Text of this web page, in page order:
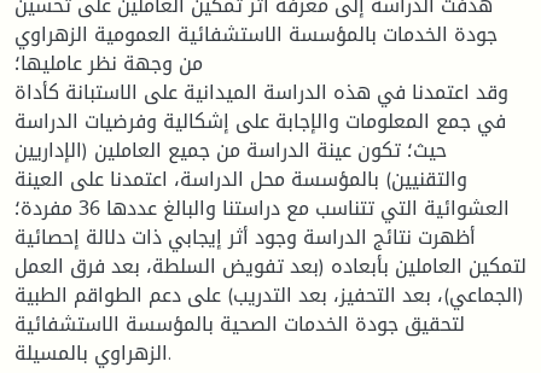
جودة الخدمات بالمؤسسة الاستشفائية العمومية الزهراوي
من وجهة نظر عامليها؛
وقد اعتمدنا في هذه الدراسة الميدانية على الاستبانة كأداة
في جمع المعلومات والإجابة على إشكالية وفرضيات الدراسة
حيث؛ تكون عينة الدراسة من جميع العاملين (الإداريين
والتقنيين) بالمؤسسة محل الدراسة، اعتمدنا على العينة
العشوائية التي تتناسب مع دراستنا والبالغ عددها 36 مفردة؛
أظهرت نتائج الدراسة وجود أثر إيجابي ذات دلالة إحصائية
لتمكين العاملين بأبعاده (بعد تفويض السلطة، بعد فرق العمل
(الجماعي)، بعد التحفيز، بعد التدريب) على دعم الطواقم الطبية
لتحقيق جودة الخدمات الصحية بالمؤسسة الاستشفائية
الزهراوي بالمسيلة.